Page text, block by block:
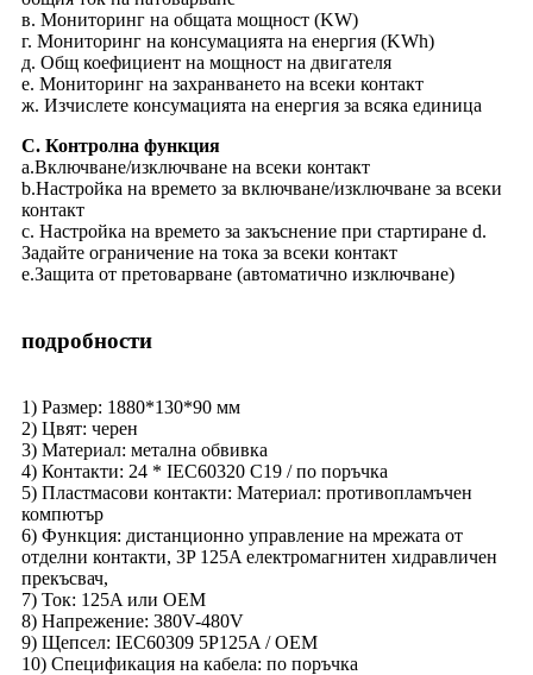
в. Мониторинг на общата мощност (KW)
г. Мониторинг на консумацията на енергия (KWh)
д. Общ коефициент на мощност на двигателя
е. Мониторинг на захранването на всеки контакт
ж. Изчислете консумацията на енергия за всяка единица
C. Контролна функция
a.Включване/изключване на всеки контакт
b.Настройка на времето за включване/изключване за всеки
контакт
c. Настройка на времето за закъснение при стартиране d.
Задайте ограничение на тока за всеки контакт
e.Защита от претоварване (автоматично изключване)
подробности
1) Размер: 1880*130*90 мм
2) Цвят: черен
3) Материал: метална обвивка
4) Контакти: 24 * IEC60320 C19 / по поръчка
5) Пластмасови контакти: Материал: противопламъчен
компютър
6) Функция: дистанционно управление на мрежата от
отделни контакти, 3P 125A електромагнитен хидравличен
прекъсвач,
7) Ток: 125A или OEM
8) Напрежение: 380V-480V
9) Щепсел: IEC60309 5P125A / OEM
10) Спецификация на кабела: по поръчка